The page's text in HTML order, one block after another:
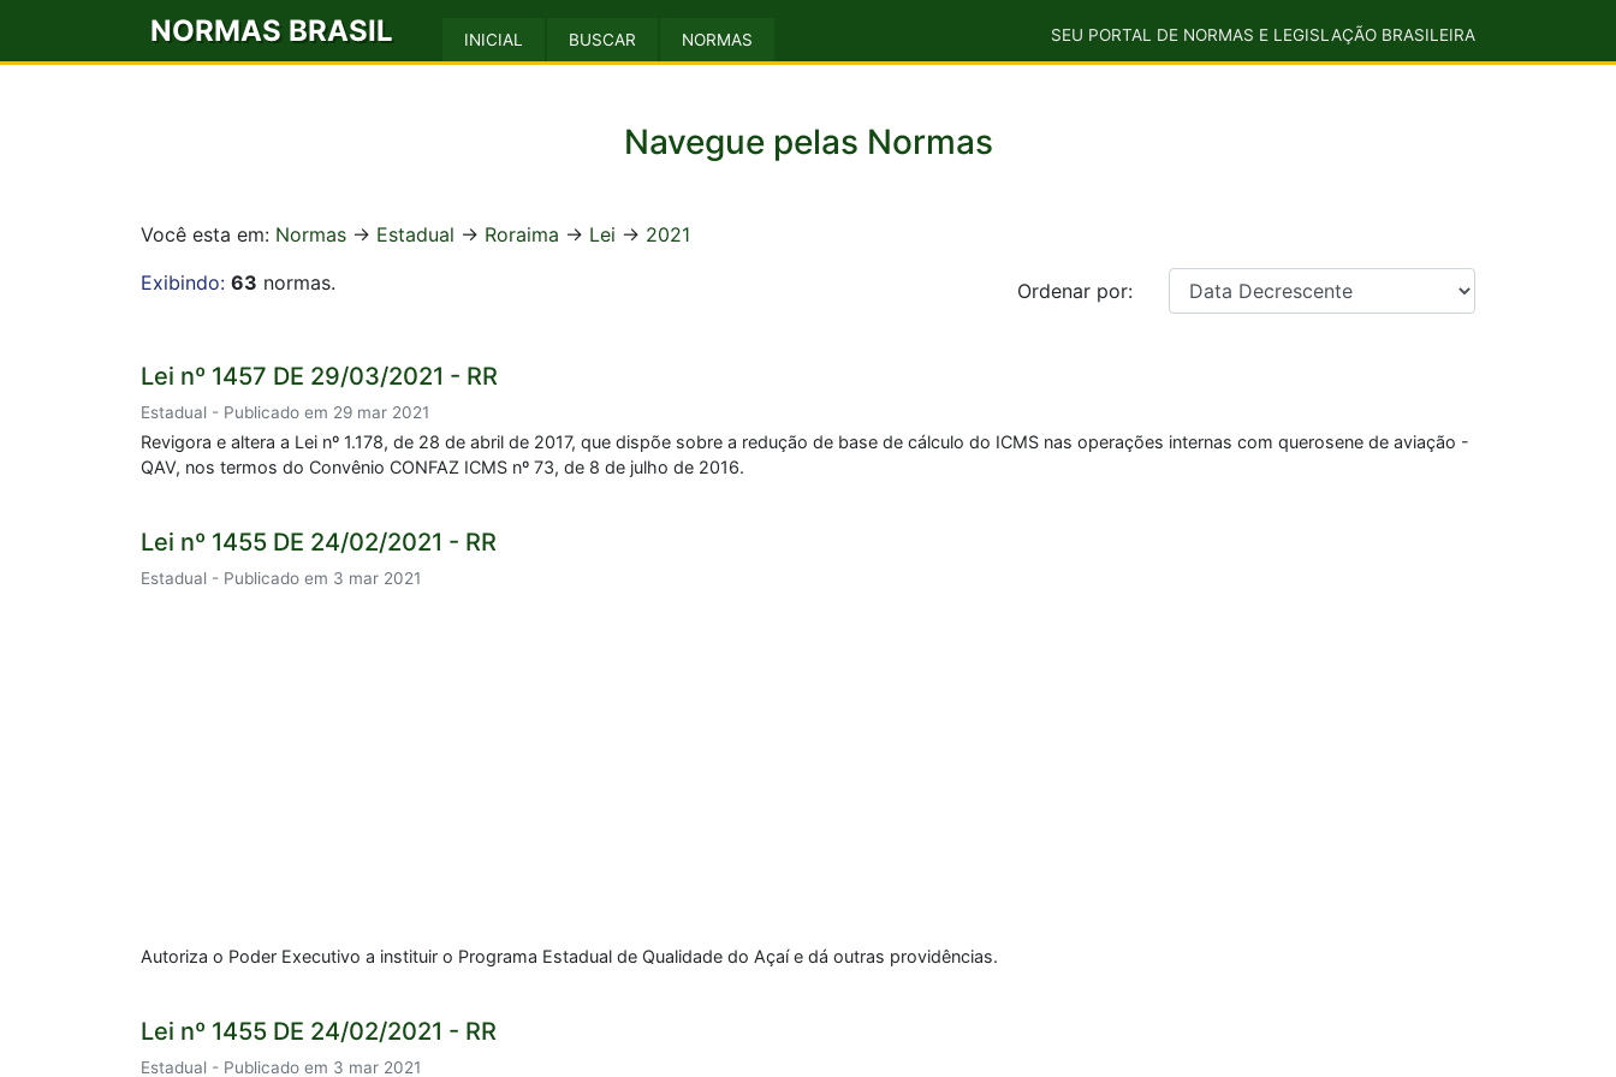
NORMAS BRASIL INICIAL BUSCAR NORMAS SEU PORTAL DE NORMAS E LEGISLAÇÃO BRASILEIRA
Navegue pelas Normas
Você esta em: Normas -> Estadual -> Roraima -> Lei -> 2021
Exibindo: 63 normas. Ordenar por:
Lei nº 1457 DE 29/03/2021 - RR
Estadual - Publicado em 29 mar 2021
Revigora e altera a Lei nº 1.178, de 28 de abril de 2017, que dispõe sobre a redução de base de cálculo do ICMS nas operações internas com querosene de aviação -
QAV, nos termos do Convênio CONFAZ ICMS nº 73, de 8 de julho de 2016.
Lei nº 1455 DE 24/02/2021 - RR
Estadual - Publicado em 3 mar 2021
Autoriza o Poder Executivo a instituir o Programa Estadual de Qualidade do Açaí e dá outras providências.
Lei nº 1455 DE 24/02/2021 - RR
Estadual - Publicado em 3 mar 2021